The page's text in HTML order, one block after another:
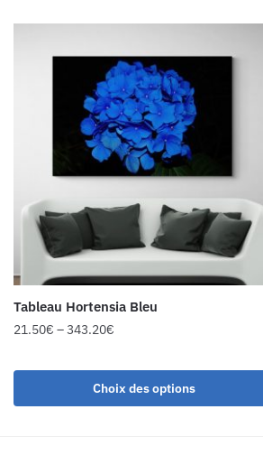
Tableau Hortensia Bleu
21.50€ –343.20€
Choix des options